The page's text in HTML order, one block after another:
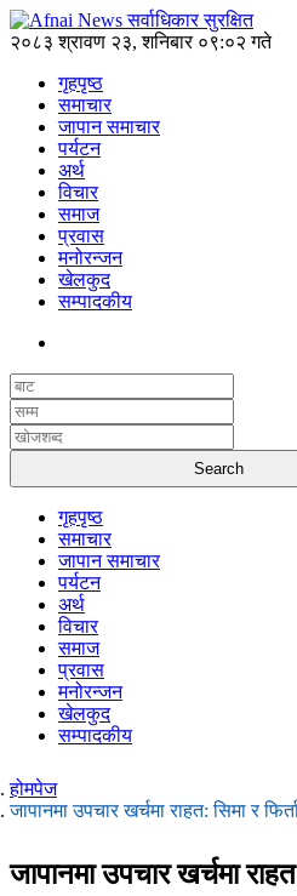
२०८३ श्रावण २३, शनिबार ०९:०२ गते
गृहपृष्ठ
समाचार
जापान समाचार
पर्यटन
अर्थ
विचार
समाज
प्रवास
मनोरन्जन
खेलकुद
सम्पादकीय
गृहपृष्ठ
समाचार
जापान समाचार
पर्यटन
अर्थ
विचार
समाज
प्रवास
मनोरन्जन
खेलकुद
सम्पादकीय
होमपेज
जापानमा उपचार खर्चमा राहत: सिमा र
जापानमा उपचार खर्चमा